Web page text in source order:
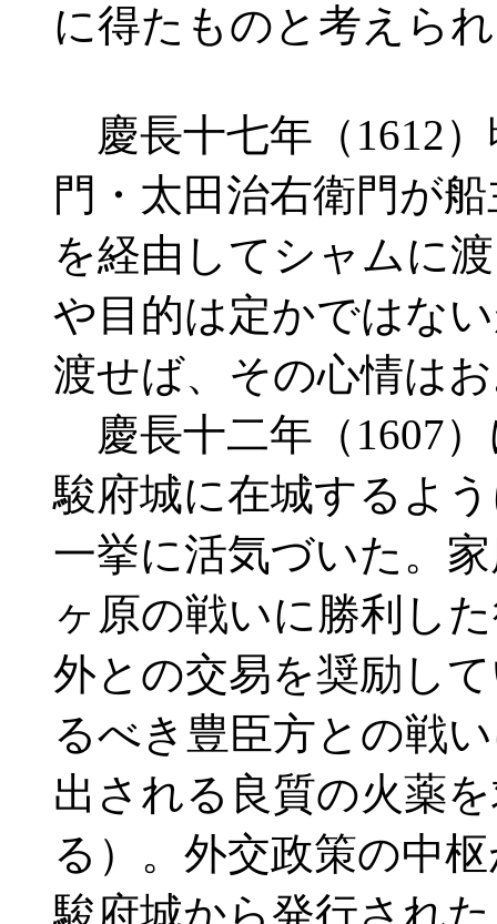
に得たものと考えら
慶長十七年（1612
門・太田治右衛門が
を経由してシャムに
や目的は定かではな
渡せば、その心情は
慶長十二年（1607
駿府城に在城するよ
一挙に活気づいた。
ヶ原の戦いに勝利し
外との交易を奨励し
るべき豊臣方との戦
出される良質の火薬
る）。外交政策の中
駿府城から発行され